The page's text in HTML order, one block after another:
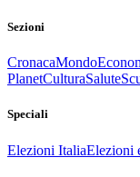
Sezioni
CronacaMondo
PlanetCulturaSalute
Speciali
Elezioni ItaliaElezioni